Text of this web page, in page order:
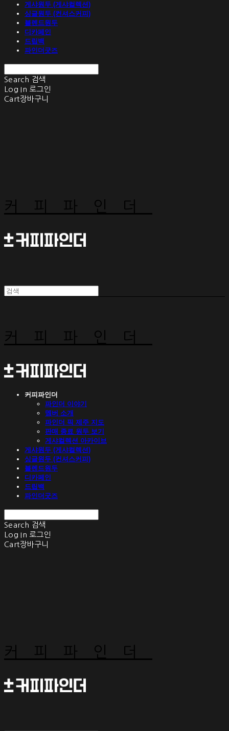
게샤원두 (게샤컬렉션)
싱글원두 (컨셔스커피)
블렌드원두
디카페인
드립백
파인더굿즈
Search 검색
Log In 로그인
Cart장바구니
커피파인더
커피파인더
커피파인더
파인더 이야기
멤버 소개
파인더 픽 제주 지도
판매 종료 원두 보기
게샤컬렉션 아카이브
게샤원두 (게샤컬렉션)
싱글원두 (컨셔스커피)
블렌드원두
디카페인
드립백
파인더굿즈
Search 검색
Log In 로그인
Cart장바구니
커피파인더